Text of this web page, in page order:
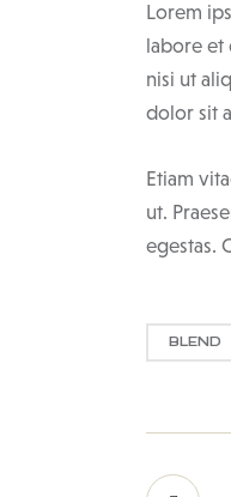
Lorem
labore et
nisi ut
dolor sit
Etiam
ut.
egestas.
BLEND